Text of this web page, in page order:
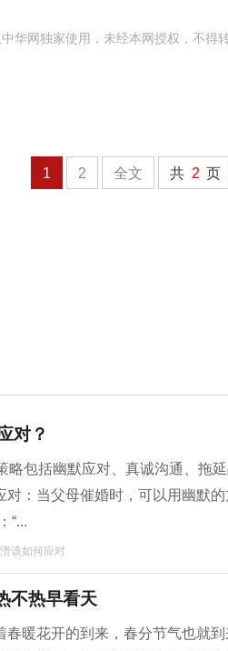
华网独家使用，未经本网授权，不得
1 2 全文 共 2 页
对？
略包括幽默应对、真诚沟通、拖
：当父母催婚时，可以用幽默
“...
该如何应对
不热早看天
春暖花开的到来，春分节气也就